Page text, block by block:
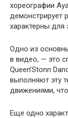
хореографии
демонстрирует
характерны для
Одно из
в видео, — это
Queen’Stonn
выполняют эту
движениями,
Еще одно